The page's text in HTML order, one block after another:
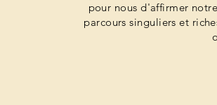
pour nous d'affirmer
parcours singuliers et